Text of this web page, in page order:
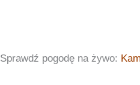
Sprawdź pogodę na żywo: